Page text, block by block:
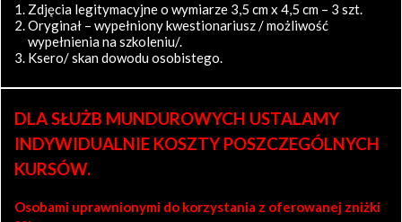
Zdjęcia legitymacyjne o wymiarze 3,5 cm x 4,5 cm – 3 szt.
Oryginał – wypełniony kwestionariusz / możliwość
wypełnienia na szkoleniu/.
Ksero/ skan dowodu osobistego.
DLA SŁUŻB MUNDUROWYCH USTALAMY
INDYWIDUALNIE KOSZTY POSZCZEGÓLNYCH
KURSÓW.
Osobami uprawnionymi do korzystania z oferowanej zniżki